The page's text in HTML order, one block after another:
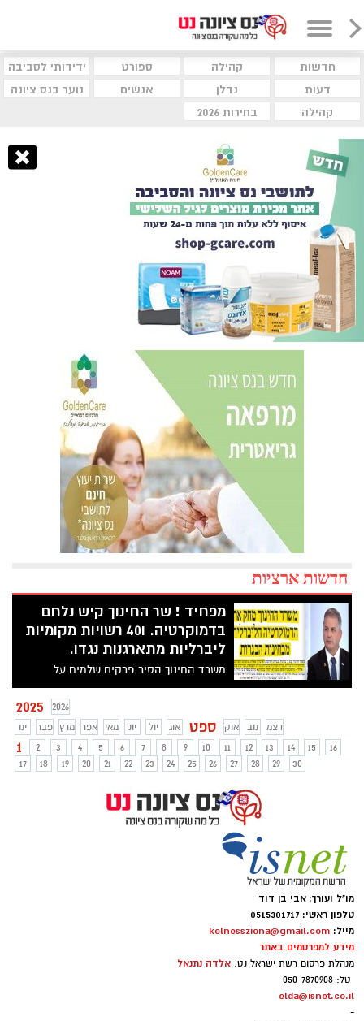
חדשות קהילה ספורט
ידידותי לסביבה
דעות
נדלן אנשים
נוער בנס ציונה
קהילה
בחירות 2026
חדשות ארציות
מפחיד ! שר החינוך קיש נלחם
בדמוקרטיה. ו40 רשויות מקומיות
ליברליות מתארגנות נגדו.
משרד החינוך הסיר פרקים שלמים על
דמוקרטיה ליברלית וחשיבות החוקה להגבלת
השלטון מבחינות הבגרות באזרחות. במקום
זאת - הושארו חוק הלאום ומדינת הלכה !
ראשי רשויות נגד משרד החינוך: "נלמד
דמוקרטיה מגני הילדים". חברת הכנסת נעמה
לזימי (הדמוקרטים) הגיבה בחריפות וכינתה
את החלטת משרד החינוך "עוד שלב בהפיכה
המשטרית", והאשימה את השר בכך שהוא
מנסה לעצב "דור כנוע וצייתן שאינו מודע
לזכויותיו". ומה יקרה בנס ציונה? האם
2025
2026
ינו
פבר מרץ אפר מאי יונ יול אוג ספט אוק נוב דצמ
1 2 3 4 5 6 7 8 9 10 11 12 13 14 15
16
17
18 19 20 21 22 23 24 25 26 27 28 29 30
מו"ל ועורך: אבי בן דוד
טלפון ראשי: 0515301717
מייל: kolnessziona@gmail.com
מידע למפרסמים באתר
מנהלת פרסום רשת ישראל נט: אלדה נתנאל
טל: 050-7870908
elda@isnet.co.il
-